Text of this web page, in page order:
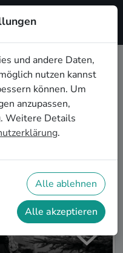
und andere Daten,
nutzen kannst
können. Um
anzupassen,
. Weitere Details
.
Alle ablehnen
Alle akzeptieren